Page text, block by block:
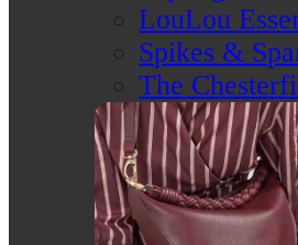
LouLou
Spikes &
The